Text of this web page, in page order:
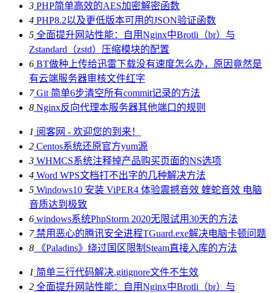
3 PHP简单高效的AES加密解密函数
4 PHP8.2以及更低版本可用的JSON验证函数
5 全面提升网站性能：自用Nginx中Brotli（br）与
Zstandard（zstd）压缩模块的配置
6 BT做种上传给迅雷下载没有速度怎么办，原因竟然是
有云端服务器审核文件红字
7Git 简单6步清空所有commit记录的方法
8 Nginx反向代理本服务器其他端口的规则
1 阅客网 - 欢迎您的到来！
2 Centos系统还原官方yum源
3 WHMCS系统注释掉产品购买页面的NS选项
4 Word WPS文档打不出字的几种解决方法
5 Windows10 安装 ViPER4 体验震撼音效 蝰蛇音效 电脑
音质达到极致
6 windows系统PhpStorm 2020无限试用30天的方法
7禁用恶心的腾讯安全进程TGuard.exe解决电脑卡顿问题
8 《Paladins》绕过国区限制Steam直接入库的方法
1 简单三行代码解决.gitignore文件不生效
2 全面提升网站性能：自用Nginx中Brotli（br）与